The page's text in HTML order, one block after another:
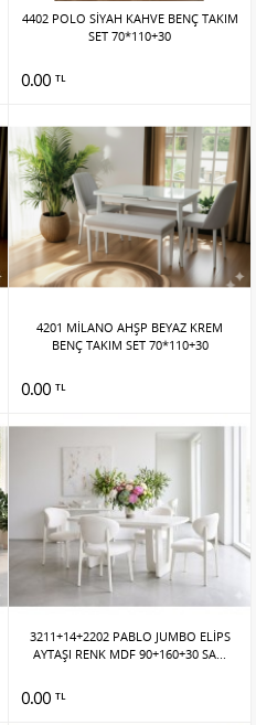
4402 POLO SİYAH KAHVE BENÇ TAKIM
SET 70*110+30
0.00 TL
4201 MİLANO AHŞP BEYAZ KREM
BENÇ TAKIM SET 70*110+30
0.00 TL
3211+14+2202 PABLO JUMBO ELİPS
AYTAŞI RENK MDF 90+160+30 SA...
0.00 TL